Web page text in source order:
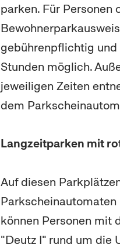
parken. Für Personen
gebührenpflichtig
Stunden möglich.
jeweiligen Zeiten
dem
Langzeitparken mit
Auf diesen
können Personen mit
"Deutz I" rund um die